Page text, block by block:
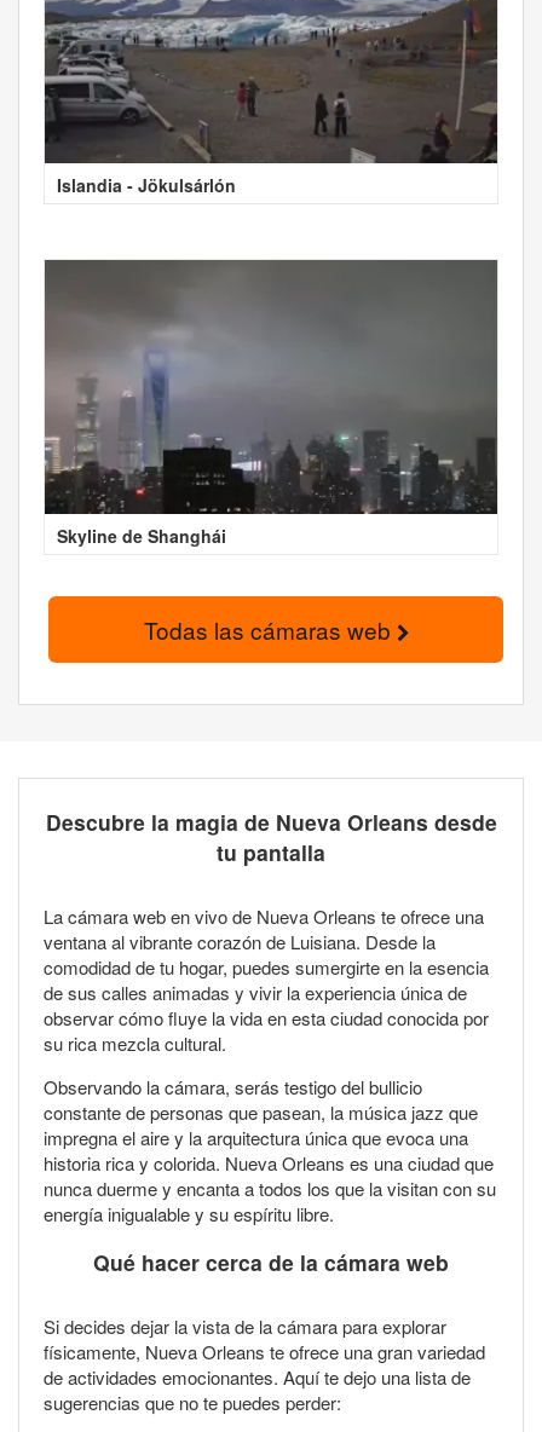
Islandia - Jökulsárlón
Skyline de Shanghái
Todas las cámaras web
Descubre la magia de Nueva Orleans desde
tu pantalla
La cámara web en vivo de Nueva Orleans te ofrece una
ventana al vibrante corazón de Luisiana. Desde la
comodidad de tu hogar, puedes sumergirte en la esencia
de sus calles animadas y vivir la experiencia única de
observar cómo fluye la vida en esta ciudad conocida por
su rica mezcla cultural.
Observando la cámara, serás testigo del bullicio
constante de personas que pasean, la música jazz que
impregna el aire y la arquitectura única que evoca una
historia rica y colorida. Nueva Orleans es una ciudad que
nunca duerme y encanta a todos los que la visitan con su
energía inigualable y su espíritu libre.
Qué hacer cerca de la cámara web
Si decides dejar la vista de la cámara para explorar
físicamente, Nueva Orleans te ofrece una gran variedad
de actividades emocionantes. Aquí te dejo una lista de
sugerencias que no te puedes perder: